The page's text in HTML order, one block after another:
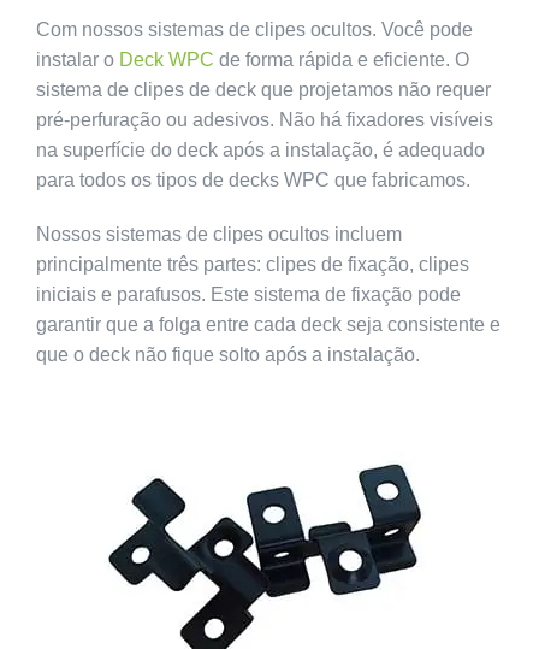
Com nossos sistemas de clipes ocultos. Você pode
instalar o Deck WPC de forma rápida e eficiente. O
sistema de clipes de deck que projetamos não requer
pré-perfuração ou adesivos. Não há fixadores visíveis
na superfície do deck após a instalação, é adequado
para todos os tipos de decks WPC que fabricamos.
Nossos sistemas de clipes ocultos incluem
principalmente três partes: clipes de fixação, clipes
iniciais e parafusos. Este sistema de fixação pode
garantir que a folga entre cada deck seja consistente e
que o deck não fique solto após a instalação.